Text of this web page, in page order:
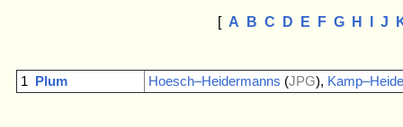
[ A B C D E F G H J
1 Plum Hoesch–Heidermanns (JPG),